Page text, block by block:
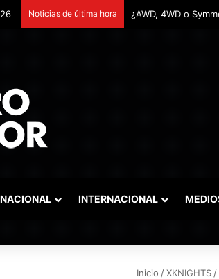
Noticias de última hora Remontadas
NACIONAL INTERNACIONAL
Inicio / XKNIGHTS /